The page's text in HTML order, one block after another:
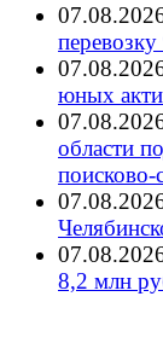
юных
области
8,2 млн